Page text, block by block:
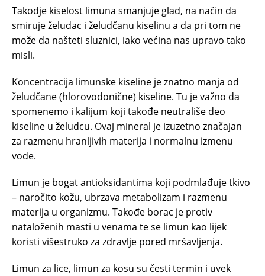
Takodje kiselost limuna smanjuje glad, na način da
smiruje želudac i želudčanu kiselinu a da pri tom ne
može da našteti sluznici, iako većina nas upravo tako
misli.
Koncentracija limunske kiseline je znatno manja od
želudčane (hlorovodonične) kiseline. Tu je važno da
spomenemo i kalijum koji takođe neutrališe deo
kiseline u želudcu. Ovaj mineral je izuzetno značajan
za razmenu hranljivih materija i normalnu izmenu
vode.
Limun je bogat antioksidantima koji podmlađuje tkivo
– naročito kožu, ubrzava metabolizam i razmenu
materija u organizmu. Takođe borac je protiv
nataloženih masti u venama te se limun kao lijek
koristi višestruko za zdravlje pored mršavljenja.
Limun za lice, limun za kosu su česti termin i uvek